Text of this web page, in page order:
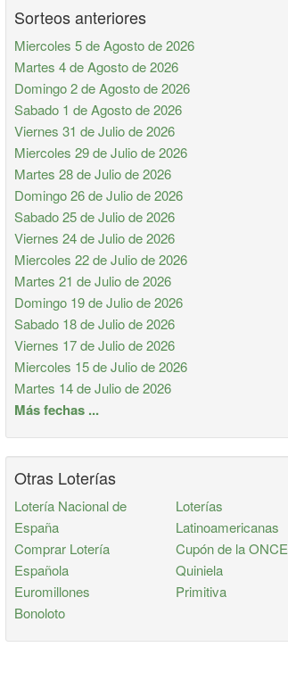
Sorteos anteriores
Miercoles 5 de Agosto de 2026
Martes 4 de Agosto de 2026
Domingo 2 de Agosto de 2026
Sabado 1 de Agosto de 2026
Viernes 31 de Julio de 2026
Miercoles 29 de Julio de 2026
Martes 28 de Julio de 2026
Domingo 26 de Julio de 2026
Sabado 25 de Julio de 2026
Viernes 24 de Julio de 2026
Miercoles 22 de Julio de 2026
Martes 21 de Julio de 2026
Domingo 19 de Julio de 2026
Sabado 18 de Julio de 2026
Viernes 17 de Julio de 2026
Miercoles 15 de Julio de 2026
Martes 14 de Julio de 2026
Más fechas ...
Otras Loterías
Lotería Nacional de
España
Comprar Lotería
Española
Euromillones
Bonoloto
Loterías
Latinoamericanas
Cupón de la ONCE
Quiniela
Primitiva